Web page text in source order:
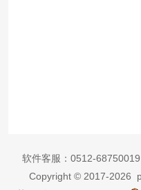
软件客服： 0512-68750019
Copyright © 2017-2026